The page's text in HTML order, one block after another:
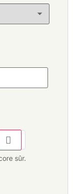
sûr.